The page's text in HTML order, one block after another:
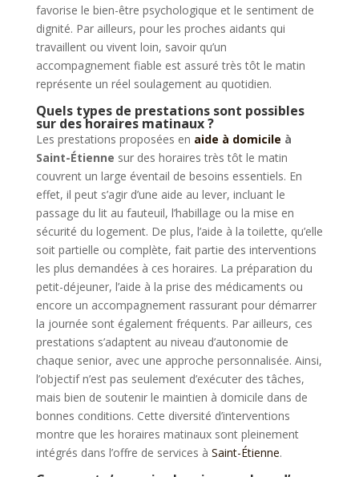
favorise le bien-être psychologique et le sentiment de
dignité. Par ailleurs, pour les proches aidants qui
travaillent ou vivent loin, savoir qu’un
accompagnement fiable est assuré très tôt le matin
représente un réel soulagement au quotidien.
Quels types de prestations sont possibles
sur des horaires matinaux ?
Les prestations proposées en aide à domicile à
Saint-Étienne sur des horaires très tôt le matin
couvrent un large éventail de besoins essentiels. En
effet, il peut s’agir d’une aide au lever, incluant le
passage du lit au fauteuil, l’habillage ou la mise en
sécurité du logement. De plus, l’aide à la toilette, qu’elle
soit partielle ou complète, fait partie des interventions
les plus demandées à ces horaires. La préparation du
petit-déjeuner, l’aide à la prise des médicaments ou
encore un accompagnement rassurant pour démarrer
la journée sont également fréquents. Par ailleurs, ces
prestations s’adaptent au niveau d’autonomie de
chaque senior, avec une approche personnalisée. Ainsi,
l’objectif n’est pas seulement d’exécuter des tâches,
mais bien de soutenir le maintien à domicile dans de
bonnes conditions. Cette diversité d’interventions
montre que les horaires matinaux sont pleinement
intégrés dans l’offre de services à Saint-Étienne.